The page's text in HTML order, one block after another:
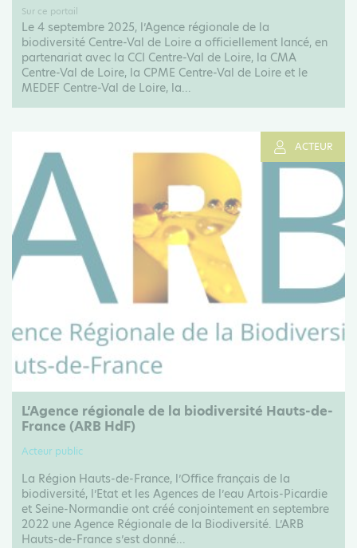
Sur ce portail
Le 4 septembre 2025, l’Agence régionale de la
biodiversité Centre-Val de Loire a officiellement lancé, en
partenariat avec la CCI Centre-Val de Loire, la CMA
Centre-Val de Loire, la CPME Centre-Val de Loire et le
MEDEF Centre-Val de Loire, la...
ACTEUR
L’Agence régionale de la biodiversité Hauts-de-
France (ARB HdF)
Acteur public
La Région Hauts-de-France, l’Office français de la
biodiversité, l’Etat et les Agences de l’eau Artois-Picardie
et Seine-Normandie ont créé conjointement en septembre
2022 une Agence Régionale de la Biodiversité. L’ARB
Hauts-de-France s’est donné...